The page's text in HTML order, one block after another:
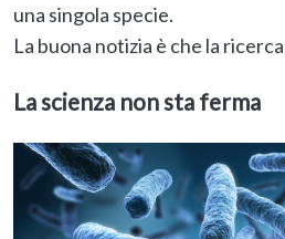
una singola specie.
La buona notizia è che la
La scienza non sta ferma